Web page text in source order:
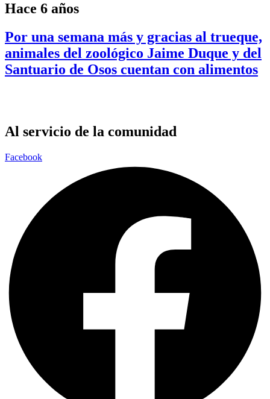
Hace 6 años
Por una semana más y gracias al trueque,
animales del zoológico Jaime Duque y del
Santuario de Osos cuentan con alimentos
Al servicio de la comunidad
Facebook